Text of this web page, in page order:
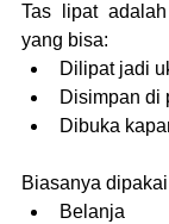
Tas lipat
yang bisa:
Dilipat jadi
Disimpan di
Dibuka
Biasanya
Belanja